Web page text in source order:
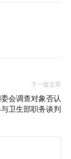
下一篇文章
会调查对象否认
卫生部职务谈判